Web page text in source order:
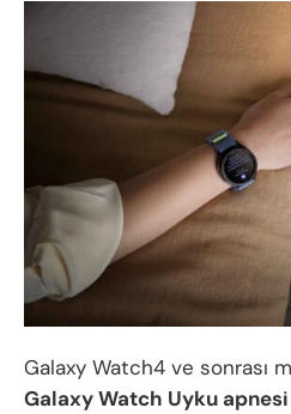
Galaxy Watch4 ve sonrası
Galaxy Watch Uyku